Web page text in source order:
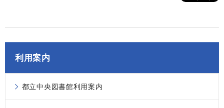
利用案内
都立中央図書館利用案内